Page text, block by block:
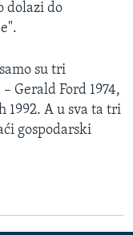
dolazi do
su tri
Gerald Ford 1974,
1992. A u sva ta tri
gospodarski